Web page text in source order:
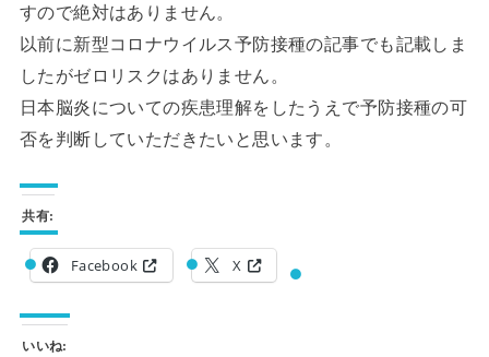
すので絶対はありません。
以前に新型コロナウイルス予防接種の記事でも記載しま
したがゼロリスクはありません。
日本脳炎についての疾患理解をしたうえで予防接種の可
否を判断していただきたいと思います。
共有:
Facebook X
いいね: